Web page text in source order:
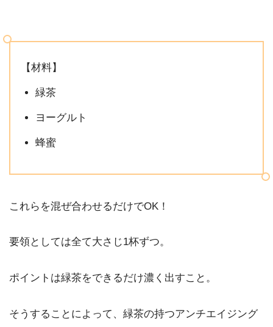
【材料】
緑茶
ヨーグルト
蜂蜜
これらを混ぜ合わせるだけでOK！
要領としては全て大さじ1杯ずつ。
ポイントは緑茶をできるだけ濃く出すこと。
そうすることによって、緑茶の持つアンチエイジング